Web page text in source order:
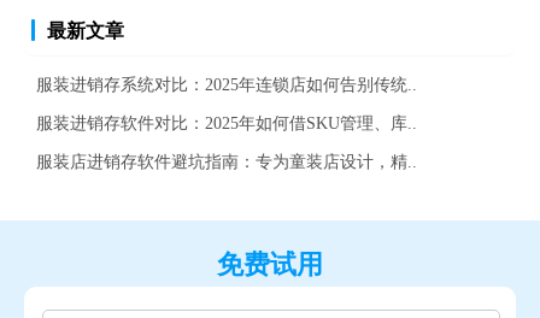
最新文章
服装进销存系统对比：2025年连锁店如何告别传统..
服装进销存软件对比：2025年如何借SKU管理、库..
服装店进销存软件避坑指南：专为童装店设计，精..
免费试用